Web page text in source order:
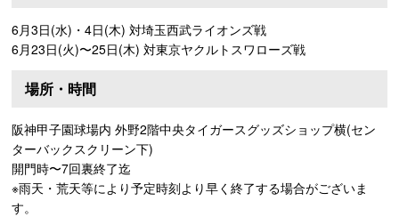
6月3日(水)・4日(木) 対埼玉西武ライオンズ戦
6月23日(火)〜25日(木) 対東京ヤクルトスワローズ戦
場所・時間
阪神甲子園球場内 外野2階中央タイガースグッズショップ横(セン
ターバックスクリーン下)
開門時〜7回裏終了迄
※雨天・荒天等により予定時刻より早く終了する場合がございま
す。